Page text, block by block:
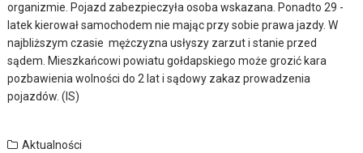
organizmie. Pojazd zabezpieczyła osoba wskazana. Ponadto 29 -
latek kierował samochodem nie mając przy sobie prawa jazdy. W
najbliższym czasie mężczyzna usłyszy zarzut i stanie przed
sądem. Mieszkańcowi powiatu gołdapskiego może grozić kara
pozbawienia wolności do 2 lat i sądowy zakaz prowadzenia
pojazdów. (IS)
Aktualności